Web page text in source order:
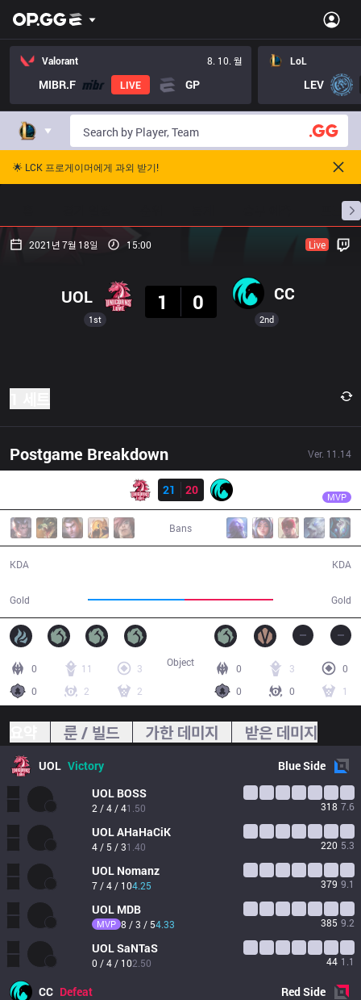
Valorant 8. 10. 월
MIBR.F LIVE GP
LoL
LEV
🌟 LCK 프로게이머에게 과외 받기!
프로빌
2021년 7월 18일 15:00 Live
1st
UOL
1
0 CC
2nd
Postgame Breakdown Ver. 11.14
21
20 MVP
Bans
KDA
Gold Gold
KDA
0 11
3
0
2 2
0 3
0
0
0 1
Object
룬 / 빌드 가한 데미지 받은 데미지
UOL Victory BlueSide
UOL BOSS
2 / 4 / 41.50 318 7.6
UOLAHaHaCiK
4 / 5 / 31.40 220 5.3
UOL Nomanz
7 / 4 / 104.25 379 9.1
UOL MDB
MVP 8 / 3 / 54.33 385 9.2
UOLSaNTaS
0 / 4 / 102.50 44 1.1
CC Defeat RedSide